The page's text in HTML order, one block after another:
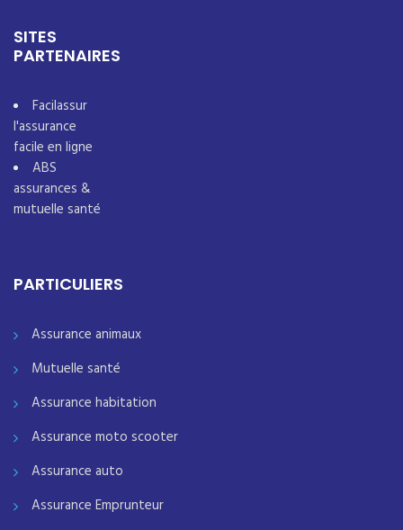
SITES
PARTENAIRES
Facilassur
l'assurance
facile en ligne
ABS
assurances &
mutuelle santé
PARTICULIERS
Assurance animaux
Mutuelle santé
Assurance habitation
Assurance moto scooter
Assurance auto
Assurance Emprunteur